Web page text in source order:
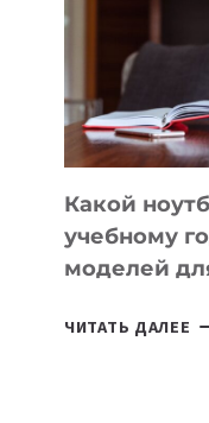
Какой
учебному
моделей
ЧИТАТЬ ДАЛЕЕ